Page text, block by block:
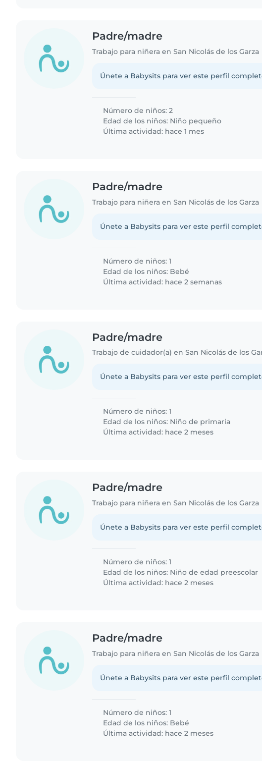
Padre/madre
Trabajo para niñera en San Nicolás de los Garza
Únete a Babysits para ver este perfil
Número de niños: 2
Edad de los niños: Niño pequeño
Última actividad: hace 1 mes
Padre/madre
Trabajo para niñera en San Nicolás de los Garza
Únete a Babysits para ver este perfil
Número de niños: 1
Edad de los niños: Bebé
Última actividad: hace 2 semanas
Padre/madre
Trabajo de cuidador(a) en San Nicolás de los
Únete a Babysits para ver este perfil
Número de niños: 1
Edad de los niños: Niño de primaria
Última actividad: hace 2 meses
Padre/madre
Trabajo para niñera en San Nicolás de los Garza
Únete a Babysits para ver este perfil
Número de niños: 1
Edad de los niños: Niño de edad preescolar
Última actividad: hace 2 meses
Padre/madre
Trabajo para niñera en San Nicolás de los Garza
Únete a Babysits para ver este perfil
Número de niños: 1
Edad de los niños: Bebé
Última actividad: hace 2 meses